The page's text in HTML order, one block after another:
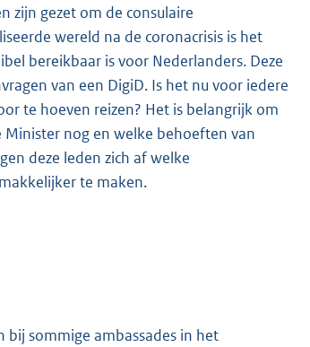
zijn gezet om de consulaire
wereld na de coronacrisis is het
bereikbaar is voor Nederlanders. Deze
van een DigiD. Is het nu voor iedere
te hoeven reizen? Het is belangrijk om
nog en welke behoeften van
deze leden zich af welke
te maken.
sommige ambassades in het